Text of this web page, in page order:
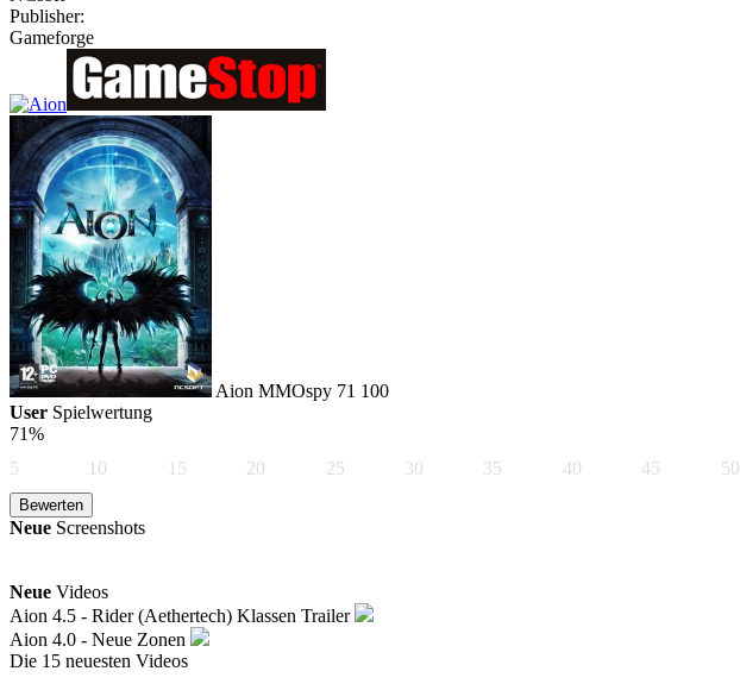
Publisher:
Gameforge
Aion MMOspy 71 100
User Spielwertung
71%
5
10 15 20 25 30 35 40 45 50
Neue Screenshots
Neue Videos
Aion 4.5 - Rider (Aethertech) Klassen Trailer
Aion 4.0 - Neue Zonen
Die 15 neuesten Videos